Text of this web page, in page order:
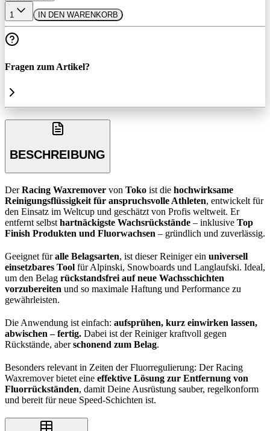
1 IN DEN WARENKORB
Fragen zum Artikel?
BESCHREIBUNG
DerRacing Waxremover von Toko ist die hochwirksame
Reinigungsflüssigkeit für anspruchsvolle Athleten, entwickelt für
den Einsatz im Weltcup und geschätzt von Profis weltweit. Er
entfernt selbst hartnäckigste Wachsrückstände – inklusive Top
Finish Produkten und Fluorwachsen – gründlich und zuverlässig.
Geeignet füralle Belagsarten, ist dieser Reiniger ein universell
einsetzbares Tool für Alpinski, Snowboards und Langlaufski. Ideal,
um den Belag rückstandsfrei auf neue Wachsschichten
vorzubereiten und so maximale Haftung und Performance zu
gewährleisten.
Die Anwendung ist einfach: aufsprühen, kurz einwirken lassen,
abwischen – fertig. Dabei ist der Reiniger kraftvoll gegen
Rückstände, aberschonend zum Belag.
Besonders relevant in Zeiten der Fluorregulierung: Der Racing
Waxremover bietet eine effektive Lösung zur Entfernung von
Fluorrückständen, damit Deine Ausrüstung sauber, regelkonform
und bereit für neue Speed-Schichten ist.